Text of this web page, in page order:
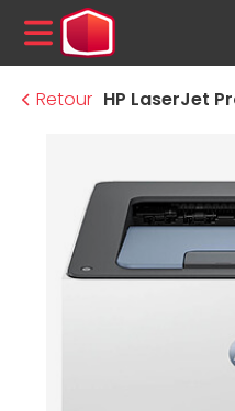
MENU
Retour HP LaserJet